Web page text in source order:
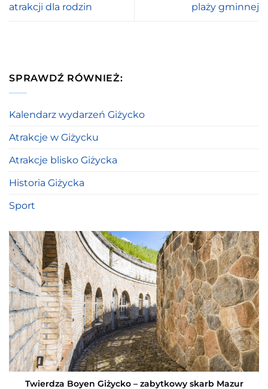
atrakcji dla rodzin
plaży gminnej
SPRAWDŹ RÓWNIEŻ:
Kalendarz wydarzeń Giżycko
Atrakcje w Giżycku
Atrakcje blisko Giżycka
Historia Giżycka
Sport
Twierdza Boyen Giżycko – zabytkowy skarb Mazur